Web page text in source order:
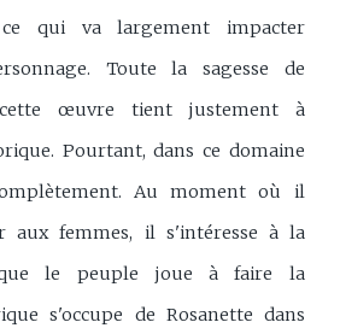
qui va largement impacter
Toute la sagesse de
œuvre tient justement à
Pourtant, dans ce domaine
Au moment où il
aux femmes, il s'intéresse à la
le peuple joue à faire la
s'occupe de Rosanette dans